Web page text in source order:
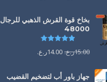
بخاخ قوة القرش الذهبي للرجال
48000
تم التقييم
15.00ر.ع. 14.00ر.ع.
جهاز باور أب لتضخيم القضيب